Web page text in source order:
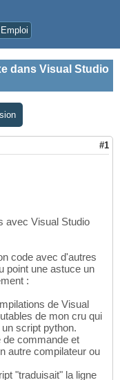
Emploi
dans Visual Studio
#1
avec Visual Studio
code avec d'autres
point une astuce un
:
de Visual
de mon cru qui
script python.
de commande et
autre compilateur ou
"traduisait" la ligne